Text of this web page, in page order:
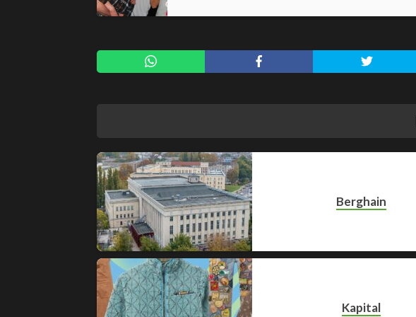
Berghain
Kapital